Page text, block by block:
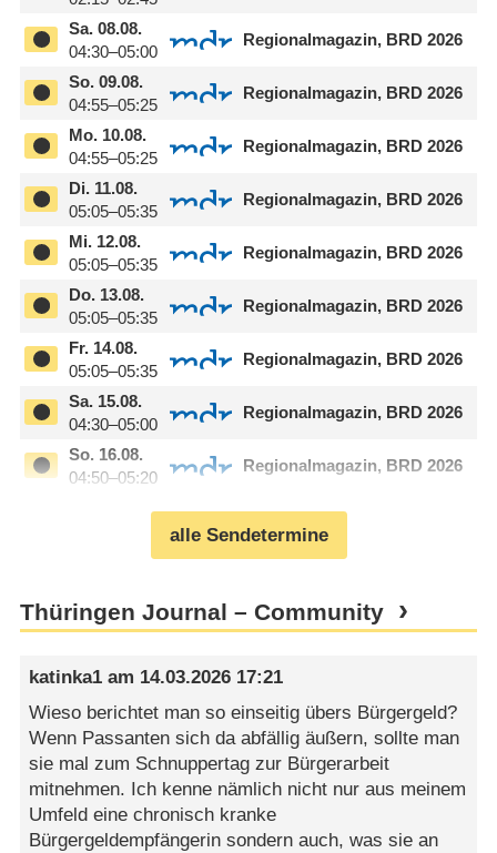
Sa.08.08.
04:30–05:00
Regionalmagazin, BRD 2026
So.09.08.
04:55–05:25
Regionalmagazin, BRD 2026
Mo.10.08.
04:55–05:25
Regionalmagazin, BRD 2026
Di.11.08.
05:05–05:35
Regionalmagazin, BRD 2026
Mi.12.08.
05:05–05:35
Regionalmagazin, BRD 2026
Do.13.08.
05:05–05:35
Regionalmagazin, BRD 2026
Fr.14.08.
05:05–05:35
Regionalmagazin, BRD 2026
Sa.15.08.
04:30–05:00
Regionalmagazin, BRD 2026
So. 16.08.
04:50–05:20
Regionalmagazin, BRD 2026
alle Sendetermine
Thüringen Journal – Community
katinka1 am 14.03.2026 17:21
Wieso berichtet man so einseitig übers Bürgergeld?
Wenn Passanten sich da abfällig äußern, sollte man
sie mal zum Schnuppertag zur Bürgerarbeit
mitnehmen. Ich kenne nämlich nicht nur aus meinem
Umfeld eine chronisch kranke
Bürgergeldempfängerin sondern auch, was sie an